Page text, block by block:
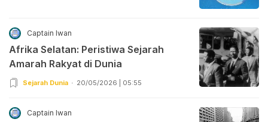
Captain Iwan
Afrika Selatan: Peristiwa Sejarah
Amarah Rakyat di Dunia
Sejarah Dunia 20/05/2026 | 05:55
Captain Iwan